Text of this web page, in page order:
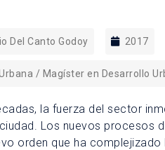
Del Canto Godoy 2017
/ Magíster en Desarrollo
la fuerza del sector
Los nuevos procesos
orden que ha